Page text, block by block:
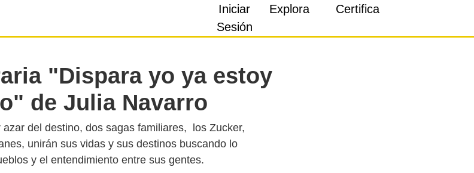
Iniciar
Sesión
Explora Certifica
"Dispara yo ya estoy
de Julia Navarro
del destino, dos sagas familiares, los Zucker,
unirán sus vidas y sus destinos buscando lo